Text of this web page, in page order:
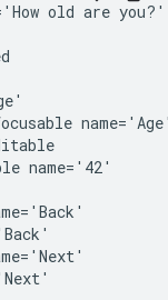
old are you?'
name='42'